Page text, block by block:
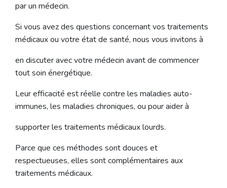
par un médecin.
Si vous avez des questions concernant vos traitements
médicaux ou votre état de santé, nous vous invitons à
en discuter avec votre médecin avant de commencer
tout soin énergétique.
Leur efficacité est réelle contre les maladies auto-
immunes, les maladies chroniques, ou pour aider à
supporter les traitements médicaux lourds.
Parce que ces méthodes sont douces et
respectueuses, elles sont complémentaires aux
traitements médicaux.